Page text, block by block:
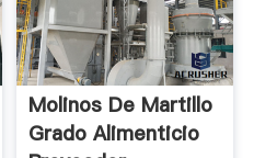
Molinos De Martillo
Grado Alimenticio